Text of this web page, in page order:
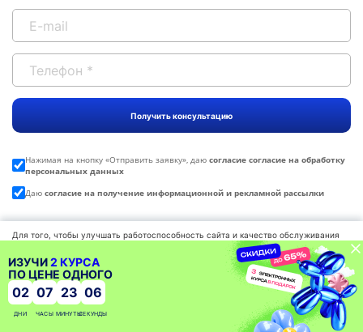
ИЗУЧИ2 КУРСА
ПО ЦЕНЕ ОДНОГО
02
ДНИ
07
ЧАСЫ
23
МИНУТЫ
05
СЕКУНДЫ
Нажимая на кнопку «Отправить заявку», даю согласие согласие на обработку
персональных данных
Даю согласие на получение информационной и рекламной рассылки
Для того, чтобы улучшать работоспособность сайта и качество обслуживания
мы используем файлы cookies, которые сохраняются на вашем компьютере.
Нажимая «СОГЛАСЕН» Вы подтверждаете то, что Вы проинформированы об
использовании cookies на нашем сайте. Продолжая использовать наш сайт, вы
автоматически соглашаетесь с использованием данных технологий.
Избранное
Просмотренные программы
Политика
обработки
данных